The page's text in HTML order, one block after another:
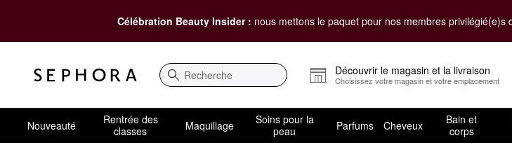
Célébration Beauty Insider : nous mettons le paquet pour nos membres privilégié(e)s
Recherche
Découvrir le magasin et la livraison
Choisissez votre magasin et votre emplacement
Nouveauté
Rentrée des
classes
Maquillage
Soins pour la
peau
Parfums Cheveux
Bain et
corps